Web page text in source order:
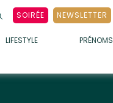
SOIRÉE NEWSLETTER
LIFESTYLE PRÉNOMS